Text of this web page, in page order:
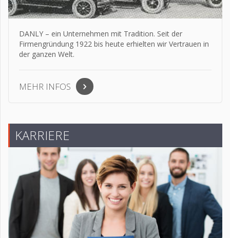
DANLY – ein Unternehmen mit Tradition. Seit der
Firmengründung 1922 bis heute erhielten wir Vertrauen in
der ganzen Welt.
MEHR INFOS
KARRIERE